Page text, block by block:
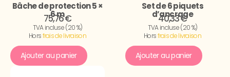
Bâche de protection 5 ×
6 m
75,76 €
TVA incluse (20 %)
Horsfrais de livraison
Ajouter au panier
Set de 6 piquets
d’ancrage
40,33 €
TVA incluse (20 %)
Horsfrais de livraison
Ajouter au panier